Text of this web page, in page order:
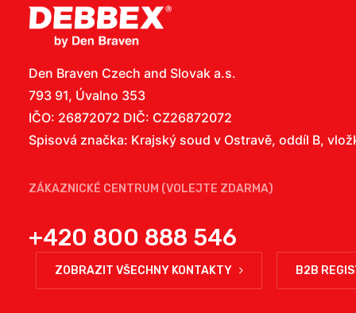
Den Braven Czech and Slovak a.s.
793 91, Úvalno 353
IČO: 26872072 DIČ: CZ26872072
Spisová značka: Krajský soud v Ostravě, oddíl B,
ZÁKAZNICKÉ CENTRUM (VOLEJTE ZDARMA)
+420 800 888 546
ZOBRAZIT VŠECHNY KONTAKTY B2B